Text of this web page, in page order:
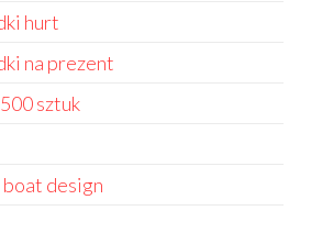
hurt
na prezent
sztuk
boat design